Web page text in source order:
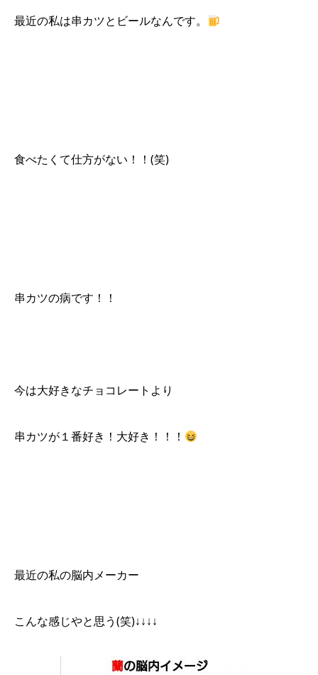
最近の私は串カツとビールなんです。
食べたくて仕方がない！！(笑)
串カツの病です！！
今は大好きなチョコレートより
串カツが１番好き！大好き！！！
最近の私の脳内メーカー
こんな感じやと思う(笑)↓↓↓↓